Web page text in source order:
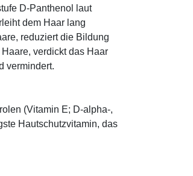
D-Panthenol laut
dem Haar lang
reduziert die Bildung
verdickt das Haar
vermindert.
(Vitamin E; D-alpha-,
Hautschutzvitamin, das